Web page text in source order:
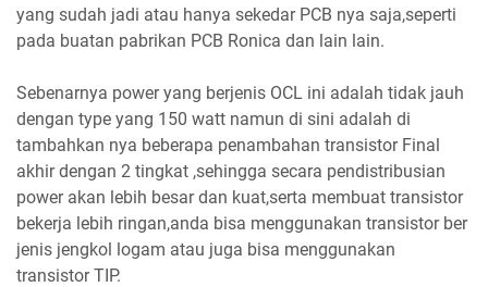
yang sudah jadi atau hanya sekedar PCB nya saja,seperti
pada buatan pabrikan PCB Ronica dan lain lain.
Sebenarnya power yang berjenis OCL ini adalah tidak jauh
dengan type yang 150 watt namun di sini adalah di
tambahkan nya beberapa penambahan transistor Final
akhir dengan 2 tingkat ,sehingga secara pendistribusian
power akan lebih besar dan kuat,serta membuat transistor
bekerja lebih ringan,anda bisa menggunakan transistor ber
jenis jengkol logam atau juga bisa menggunakan
transistor TIP.